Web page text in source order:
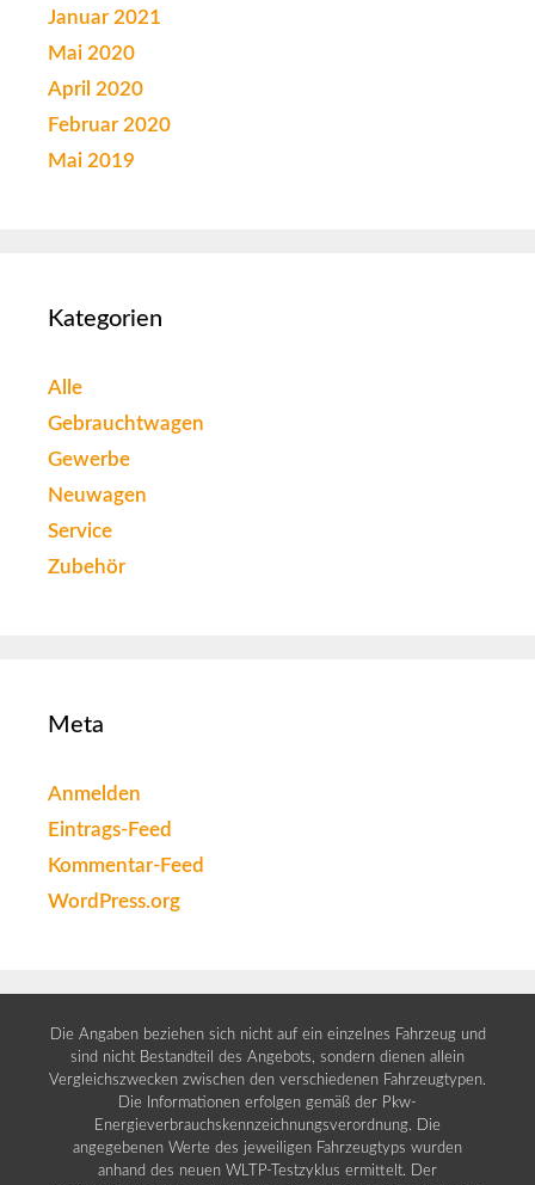
Januar 2021
Mai 2020
April 2020
Februar 2020
Mai 2019
Kategorien
Alle
Gebrauchtwagen
Gewerbe
Neuwagen
Service
Zubehör
Meta
Anmelden
Eintrags-Feed
Kommentar-Feed
WordPress.org
Die Angaben beziehen sich nicht auf ein einzelnes Fahrzeug und
sind nicht Bestandteil des Angebots, sondern dienen allein
Vergleichszwecken zwischen den verschiedenen Fahrzeugtypen.
Die Informationen erfolgen gemäß der Pkw-
Energieverbrauchskennzeichnungsverordnung. Die
angegebenen Werte des jeweiligen Fahrzeugtyps wurden
anhand des neuen WLTP-Testzyklus ermittelt. Der